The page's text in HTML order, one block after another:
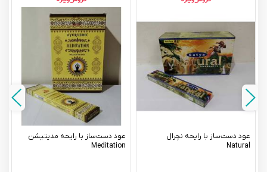
عود دست‌ساز با رایحه نچرال
Natural
عود دست‌ساز با رایحه مدیتیشن
Meditation